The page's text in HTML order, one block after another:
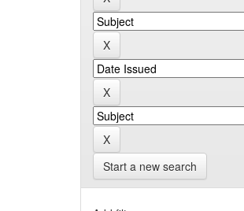
Start a new search